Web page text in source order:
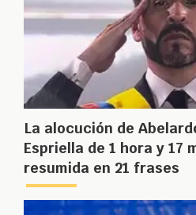
La alocución de
Espriella de 1 hora y 17
resumida en 21 frases